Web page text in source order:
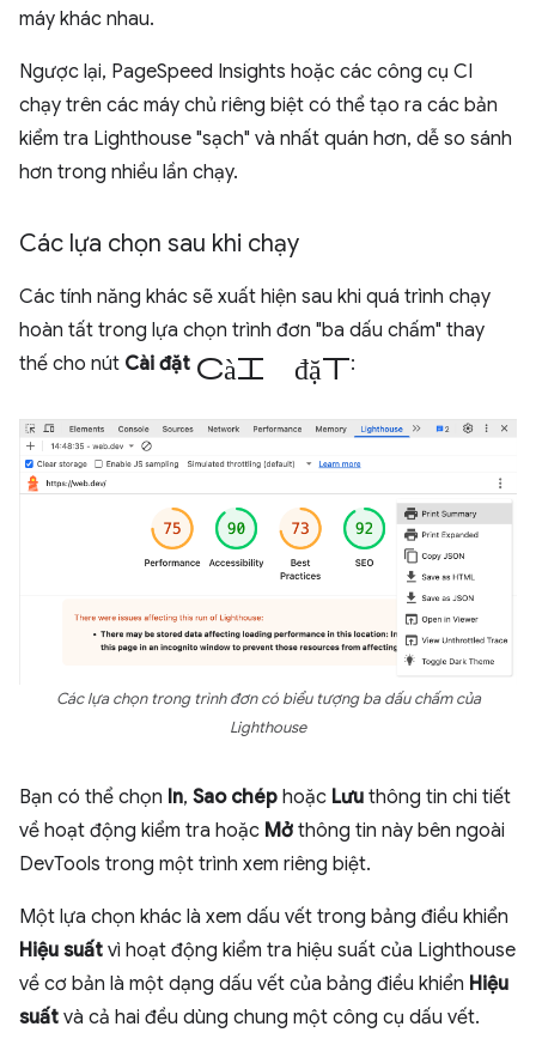
máy khác nhau.
Ngược lại, PageSpeed Insights hoặc các công cụ CI
chạy trên các máy chủ riêng biệt có thể tạo ra các bản
kiểm tra Lighthouse "sạch" và nhất quán hơn, dễ so sánh
hơn trong nhiều lần chạy.
Các lựa chọn sau khi chạy
Các tính năng khác sẽ xuất hiện sau khi quá trình chạy
hoàn tất trong lựa chọn trình đơn "ba dấu chấm" thay
thế cho nút Cài đặt cài đặt:
Các lựa chọn trong trình đơn có biểu tượng ba dấu chấm của
Lighthouse
Bạn có thể chọn In, Sao chép hoặc Lưu thông tin chi tiết
về hoạt động kiểm tra hoặc Mở thông tin này bên ngoài
DevTools trong một trình xem riêng biệt.
Một lựa chọn khác là xem dấu vết trong bảng điều khiển
Hiệu suất vì hoạt động kiểm tra hiệu suất của Lighthouse
về cơ bản là một dạng dấu vết của bảng điều khiển Hiệu
suất và cả hai đều dùng chung một công cụ dấu vết.